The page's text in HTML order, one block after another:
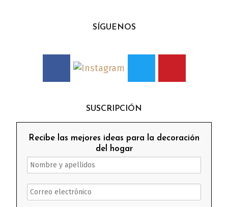
SÍGUENOS
SUSCRIPCIÓN
Recibe las mejores ideas para la decoración
del hogar